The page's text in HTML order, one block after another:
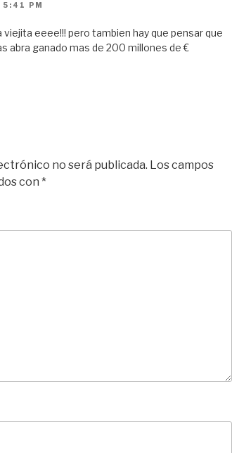
5:41 PM
eeee!!! pero tambien hay que pensar que
abra ganado mas de 200 millones de €
no será publicada. Los campos
con *